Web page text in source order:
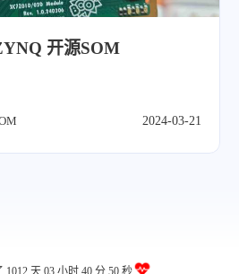
开源SOM
2024-03-21
1012 天03 小时 40 分 51 秒